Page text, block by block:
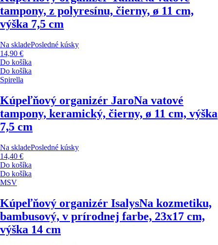
tampony, z polyresínu, čierny, ø 11 cm,
výška 7,5 cm
Na skladePosledné kúsky
14,90 €
Do košíka
Do košíka
Spirella
Kúpeľňový organizér JaroNa vatové
tampony, keramický, čierny, ø 11 cm, výška
7,5 cm
Na skladePosledné kúsky
14,40 €
Do košíka
Do košíka
MSV
Kúpeľňový organizér IsalysNa kozmetiku,
bambusový, v prírodnej farbe, 23x17 cm,
výška 14 cm